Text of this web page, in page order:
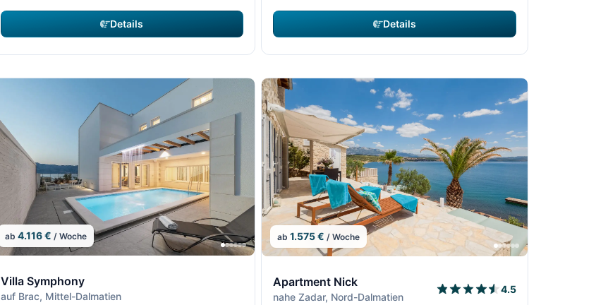
Details Details
ab 4.116 € / Woche
Villa Symphony
auf Brac, Mittel-Dalmatien
ab1.575 € / Woche
Apartment Nick
nahe Zadar, Nord-Dalmatien
4.5